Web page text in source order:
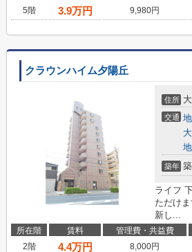
5階
3.9万円 9,980円
クラウンハイム夕陽丘
住所
交通
築年
ライフ
ただけ
新し...
所在階 賃料 管理費・共益費
2階
4.4万円 8,000円